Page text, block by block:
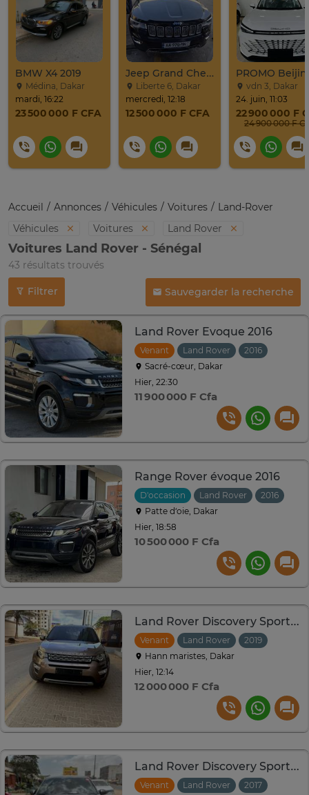
BMW X4 2019
Médina, Dakar
mardi, 16:22
23 500 000 F CFA
Jeep Grand Cherokee Overland 2019 À Vendre
Liberte 6, Dakar
mercredi, 12:18
12 500 000 F CFA
vdn 3, Dakar
24. juin, 11:03
22 900 000 F
Accueil Annonces Véhicules Voitures
Land-Rover
Véhicules
Voitures Land Rover
Voitures Land Rover - Sénégal
43 résultats trouvés
Filtrer Sauvegarder la recherche
Land Rover Evoque 2016
Venant Land Rover 2016
Sacré-cœur, Dakar
Hier, 22:30
11 900 000 F Cfa
Range Rover évoque 2016
D'occasion Land Rover 2016
Patte d‘oie, Dakar
Hier, 18:58
10 500 000 F Cfa
Land Rover Discovery Sport HSE2019
Venant Land Rover 2019
Hann maristes, Dakar
Hier, 12:14
12 000 000 F Cfa
Land Rover Discovery Sport SUV
Venant Land Rover 2017